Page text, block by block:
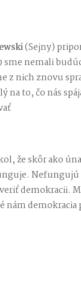
(Sejny)
nemali
z nich znovu
to, čo nás
že skôr ako
demokracii.
nám